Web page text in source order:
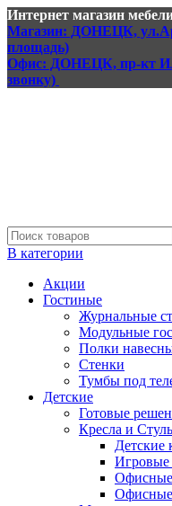
Интернет магазин
Магазин: ДОНЕЦК,
площадь)
Офис: ДОНЕЦК, пр-кт
звонку)
В категории
Акции
Гостиные
Журнальные
Модульные
Полки
Стенки
Тумбы под
Детские
Готовые
Кресла и
Детские
Игровые
Офисные
Офисные